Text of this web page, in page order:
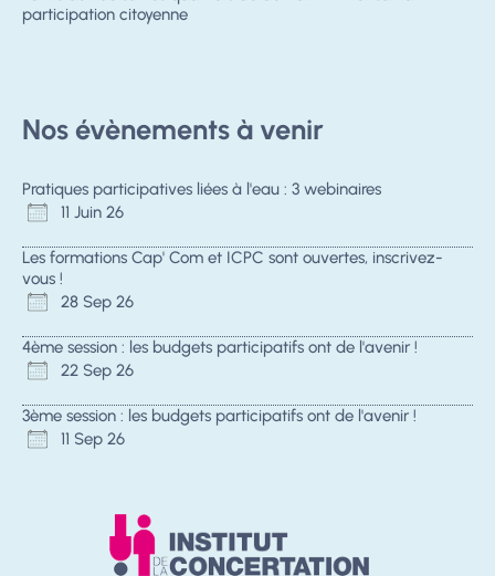
participation citoyenne
Nos évènements à venir
Pratiques participatives liées à l'eau : 3 webinaires
11 Juin 26
Les formations Cap' Com et ICPC sont ouvertes, inscrivez-
vous !
28 Sep 26
4ème session : les budgets participatifs ont de l'avenir !
22 Sep 26
3ème session : les budgets participatifs ont de l'avenir !
11 Sep 26